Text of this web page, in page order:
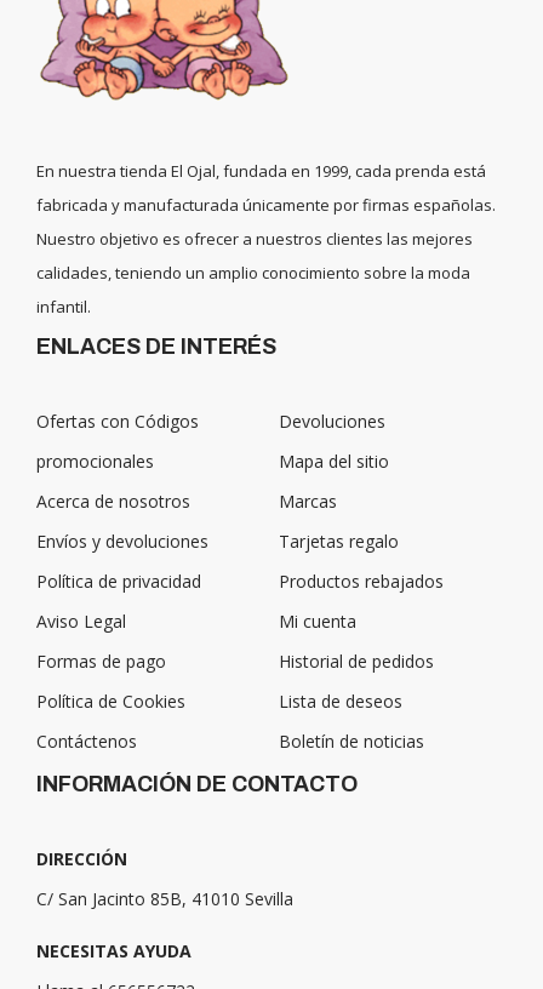
En nuestra tienda El Ojal, fundada en 1999, cada prenda está
fabricada y manufacturada únicamente por firmas españolas.
Nuestro objetivo es ofrecer a nuestros clientes las mejores
calidades, teniendo un amplio conocimiento sobre la moda
infantil.
ENLACES DE INTERÉS
Ofertas con Códigos
promocionales
Acerca de nosotros
Envíos y devoluciones
Política de privacidad
Aviso Legal
Formas de pago
Política de Cookies
Contáctenos
Devoluciones
Mapa del sitio
Marcas
Tarjetas regalo
Productos rebajados
Mi cuenta
Historial de pedidos
Lista de deseos
Boletín de noticias
INFORMACIÓN DE CONTACTO
DIRECCIÓN
C/ San Jacinto 85B, 41010 Sevilla
NECESITAS AYUDA